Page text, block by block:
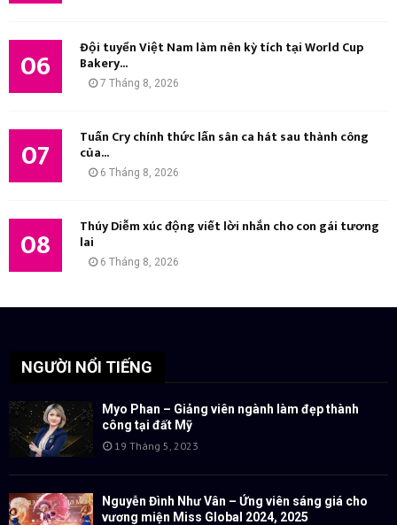
06 Đội tuyển Việt Nam làm nên kỳ tích tại World Cup
Bakery...
7 Tháng 8, 2026
07 Tuấn Cry chính thức lấn sân ca hát sau thành công
của...
6 Tháng 8, 2026
08 Thúy Diễm xúc động viết lời nhắn cho con gái tương
lai
6 Tháng 8, 2026
NGƯỜI NỔI TIẾNG
Myo Phan – Giảng viên ngành làm đẹp thành
công tại đất Mỹ
19 Tháng 5, 2023
Nguyễn Đình Như Vân – Ứng viên sáng giá cho
vương miện Miss Global 2024, 2025